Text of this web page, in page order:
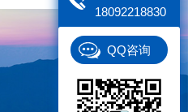
18092218830
QQ咨询